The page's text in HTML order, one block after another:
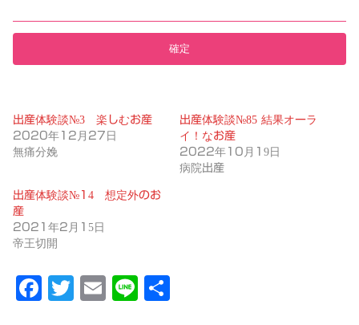
出産体験談№3 楽しむお産
2020年12月27日
無痛分娩
出産体験談№85 結果オーラ
イ！なお産
2022年10月19日
病院出産
出産体験談№14 想定外のお
産
2021年2月15日
帝王切開
F
T
E
Li